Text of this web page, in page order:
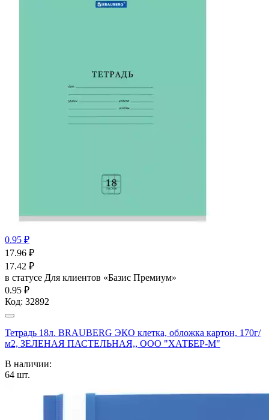
0.95 ₽
17.96 ₽
17.42 ₽
в статусе Для клиентов «Базис Премиум»
0.95 ₽
Код: 32892
Тетрадь 18л. BRAUBERG ЭКО клетка, обложка картон, 170г/
м2, ЗЕЛЕНАЯ ПАСТЕЛЬНАЯ,, ООО "ХАТБЕР-М"
В наличии:
64 шт.